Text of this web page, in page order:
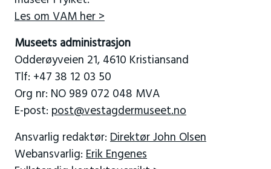
Les om VAM her >
Museets administrasjon
Odderøyveien 21, 4610 Kristiansand
Tlf: +47 38 12 03 50
Org nr: NO 989 072 048 MVA
E-post: post@vestagdermuseet.no
Ansvarlig redaktør: Direktør John Olsen
Webansvarlig: Erik Engenes